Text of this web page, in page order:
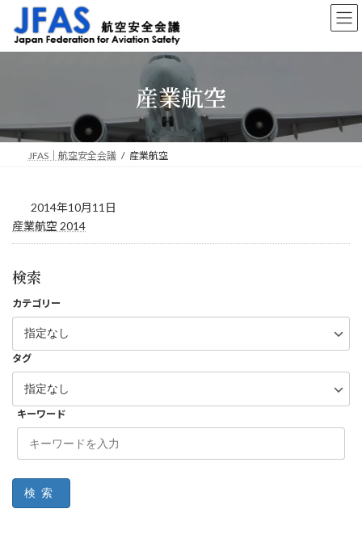
ン
ッ
ー
移
産業航空
JFAS｜航空安全会議 産業航空
2014年10月11日
産業航空 2014
検索
カテゴリー
タグ
キーワード
検索